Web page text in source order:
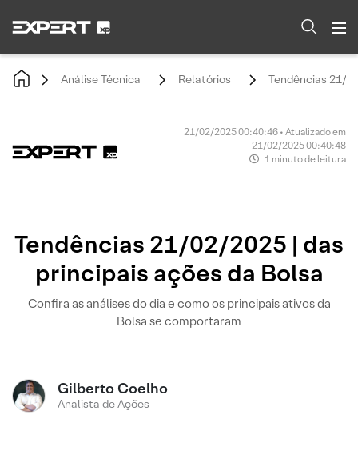
Análise Técnica Relatórios Tendências 21/
21/02/2025 00:40:46 • Atualizado em
21/02/2025 00:40:48
1 minuto de leitura
Tendências 21/02/2025 | das
principais ações da Bolsa
Confira as análises do dia e como os principais ativos da
Bolsa se comportaram
Gilberto Coelho
Analista de Ações